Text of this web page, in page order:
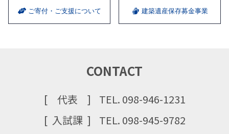
ご寄付・ご支援について 建築遺産保存募金事業
CONTACT
代表
TEL. 098-946-1231
⼊試課
TEL. 098-945-9782